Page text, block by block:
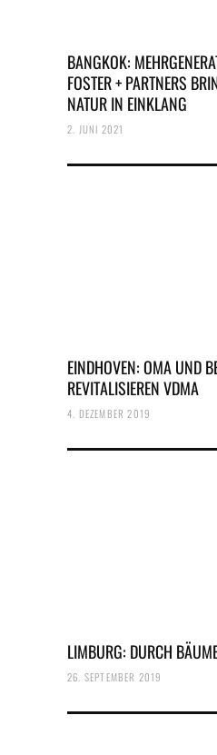
BANGKOK:
FOSTER + PARTNERS
NATUR IN EINKLANG
2. JUNI 2021
EINDHOVEN: OMA UND
REVITALISIEREN VDMA
4. DEZEMBER 2019
LIMBURG: DURCH
26. SEPTEMBER 2019